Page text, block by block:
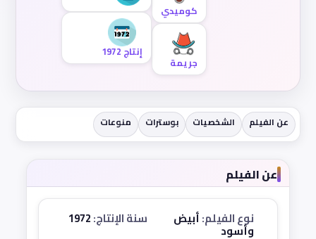
كوميدي
جريمة
إنتاج 1972
عن الفيلم الشخصيات بوسترات منوعات
عن الفيلم
نوع الفيلم:أبيض
وأسود
سنة الإنتاج: